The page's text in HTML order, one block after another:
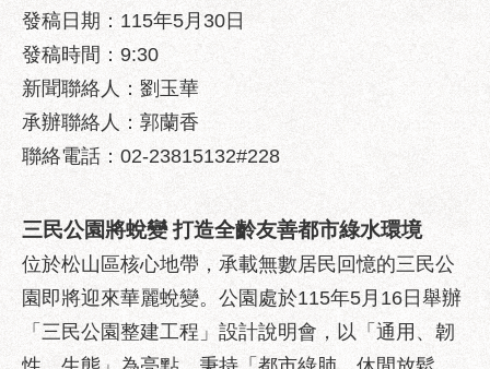
政
府
資
訊
公
開
良
事
蹟
影
音
專
發稿日期：115年5月30日
發稿時間：9:30
新聞聯絡人：劉玉華
承辦聯絡人：郭蘭香
聯絡電話：02-23815132#228
三民公園將蛻變 打造全齡友善都市綠水環境
位於松山區核心地帶，承載無數居民回憶的三民公
園即將迎來華麗蛻變。公園處於115年5月16日舉辦
「三民公園整建工程」設計說明會，以「通用、韌